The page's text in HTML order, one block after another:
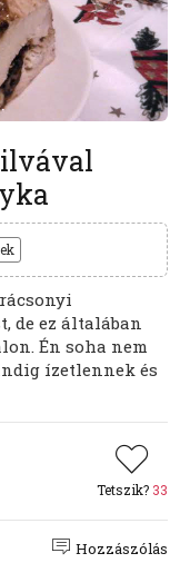
de ez általában
Én soha nem
ízetlennek és
Tetszik? 33
Hozzászólás